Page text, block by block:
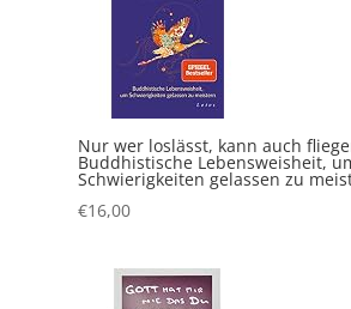
Nur wer loslässt, kann auch
Buddhistische Lebensweisheit,
Schwierigkeiten gelassen zu
€16,00